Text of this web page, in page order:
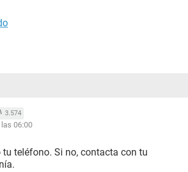
3.574
06:00
teléfono. Si no, contacta con tu